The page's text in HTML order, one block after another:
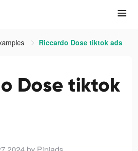
Riccardo Dose tiktok ads
Dose tiktok